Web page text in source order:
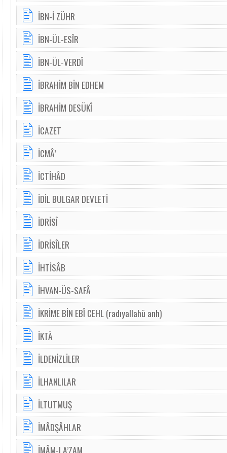
İBN-İ ZÜHR
İBN-ÜL-ESÎR
İBN-ÜL-VERDÎ
İBRAHİM BİN EDHEM
İBRAHİM DESÜKÎ
İCAZET
İCMÂ’
İCTİHÂD
İDİL BULGAR DEVLETİ
İDRİSÎ
İDRİSÎLER
İHTİSÂB
İHVAN-ÜS-SAFÂ
İKRİME BİN EBÎ CEHL (radıyallahü anh)
İKTÂ
İLDENİZLİLER
İLHANLILAR
İLTUTMUŞ
İMÂDŞÂHLAR
İMÂM-I A’ZAM